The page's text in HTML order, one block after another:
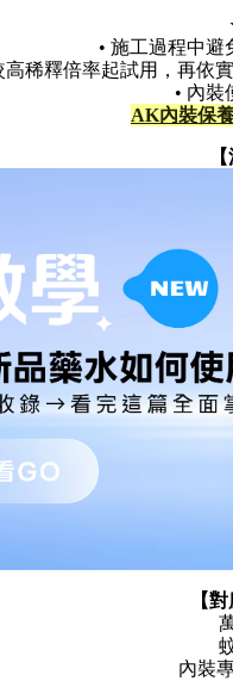
• 施工過程中避
高稀釋倍率起試用，再依
• 內裝
AK內裝保
【
內裝